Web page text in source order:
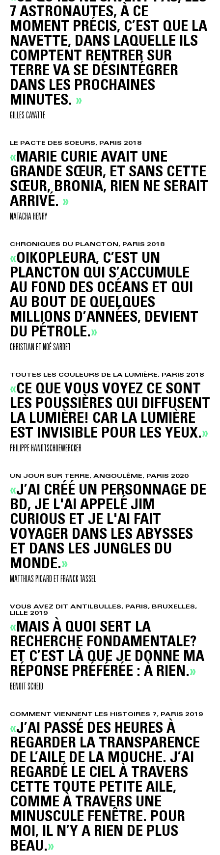
7 ASTRONAUTES, À CE
MOMENT PRÉCIS, C’EST QUE LA
NAVETTE, DANS LAQUELLE ILS
COMPTENT RENTRER SUR
TERRE VA SE DÉSINTÉGRER
DANS LES PROCHAINES
MINUTES.
GILLES CAYATTE
LE PACTE DES SOEURS, PARIS 2018
MARIE CURIE AVAIT UNE
GRANDE SŒUR, ET SANS CETTE
SŒUR, BRONIA, RIEN NE SERAIT
ARRIVÉ.
NATACHA HENRY
CHRONIQUES DU PLANCTON, PARIS 2018
OIKOPLEURA, C’EST UN
PLANCTON QUI S’ACCUMULE
AU FOND DES OCÉANS ET QUI
AU BOUT DE QUELQUES
MILLIONS D’ANNÉES, DEVIENT
DU PÉTROLE.
CHRISTIAN ET NOÉ SARDET
TOUTES LES COULEURS DE LA LUMIÈRE, PARIS 2018
CE QUE VOUS VOYEZ CE SONT
LES POUSSIÈRES QUI DIFFUSENT
LA LUMIÈRE! CAR LA LUMIÈRE
EST INVISIBLE POUR LES YEUX.
PHILIPPE HANDTSCHOEWERCKER
UN JOUR SUR TERRE, ANGOULÊME, PARIS 2020
J’AI CRÉÉ UN PERSONNAGE DE
BD, JE L'AI APPELÉ JIM
CURIOUS ET JE L'AI FAIT
VOYAGER DANS LES ABYSSES
ET DANS LES JUNGLES DU
MONDE.
MATTHIAS PICARD ET FRANCK TASSEL
VOUS AVEZ DIT ANTILBULLES, PARIS, BRUXELLES,
LILLE 2019
MAIS À QUOI SERT LA
RECHERCHE FONDAMENTALE?
ET C’EST LÀ QUE JE DONNE MA
RÉPONSE PRÉFÉRÉE : À RIEN.
BENOIT SCHEID
COMMENT VIENNENT LES HISTOIRES ?, PARIS 2019
J’AI PASSÉ DES HEURES À
REGARDER LA TRANSPARENCE
DE L’AILE DE LA MOUCHE. J’AI
REGARDÉ LE CIEL À TRAVERS
CETTE TOUTE PETITE AILE,
COMME À TRAVERS UNE
MINUSCULE FENÊTRE. POUR
MOI, IL N’Y A RIEN DE PLUS
BEAU.